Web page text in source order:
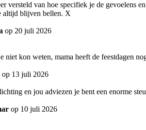
versteld van hoe specifiek je de gevoelens
altijd blijven bellen. X
op 20 juli 2026
niet kon weten, mama heeft de feestdagen
op 13 juli 2026
en jou adviezen je bent een enorme
op 10 juli 2026